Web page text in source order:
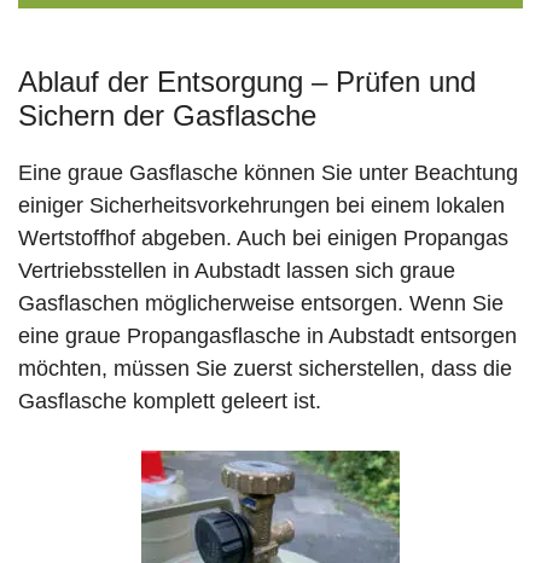
Ablauf der Entsorgung – Prüfen und
Sichern der Gasflasche
Eine graue Gasflasche können Sie unter Beachtung
einiger Sicherheitsvorkehrungen bei einem lokalen
Wertstoffhof abgeben. Auch bei einigen Propangas
Vertriebsstellen in Aubstadt lassen sich graue
Gasflaschen möglicherweise entsorgen. Wenn Sie
eine graue Propangasflasche in Aubstadt entsorgen
möchten, müssen Sie zuerst sicherstellen, dass die
Gasflasche komplett geleert ist.